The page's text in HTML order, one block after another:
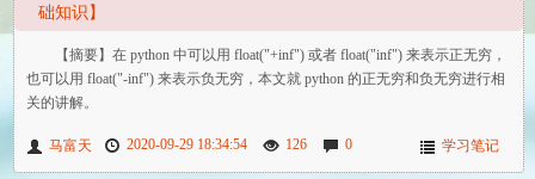
础知识】
【摘要】在 python 中可以用 float("+inf") 或者 float("inf") 来表示正无穷，
也可以用 float("-inf") 来表示负无穷，本文就 python 的正无穷和负无穷进行相
关的讲解。
2020-09-29 18:34:54 126 0 学习笔记
马富天